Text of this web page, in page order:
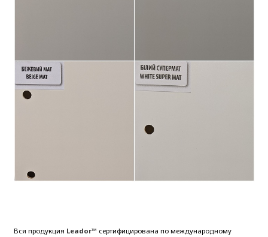
Вся продукция Leador™ сертифицирована по международному